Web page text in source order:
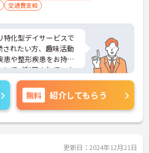
交通費支給
特化型デイサービスで
されたい方、趣味活動
や整形疾患をお持ち
してご利用されていま
どなく、ワークライフ
問い合わせください。
無料 紹介してもらう
更新日：2024年12月21日